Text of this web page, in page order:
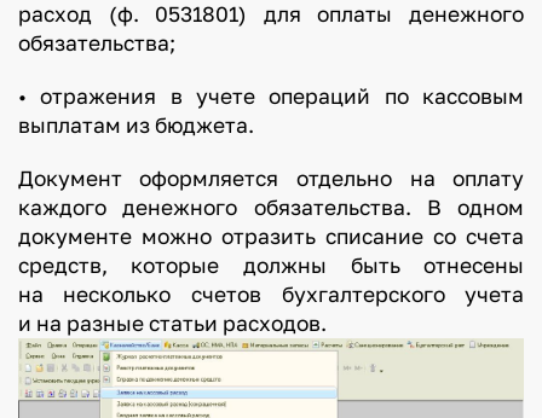
расход (ф. 0531801) для оплаты денежного
обязательства;
• отражения в учете операций по кассовым
выплатам из бюджета.
Документ оформляется отдельно на оплату
каждого денежного обязательства. В одном
документе можно отразить списание со счета
средств, которые должны быть отнесены
на несколько счетов бухгалтерского учета
и на разные статьи расходов.